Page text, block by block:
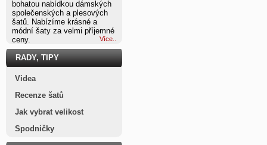
bohatou nabídkou dámských
společenských a plesových
šatů. Nabízíme krásné a
módní šaty za velmi příjemné
ceny.
Více..
RADY, TIPY
Videa
Recenze šatů
Jak vybrat velikost
Spodničky